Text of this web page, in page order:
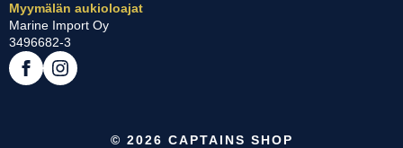
Myymälän aukioloajat
Marine Import Oy
3496682-3
© 2026 CAPTAINS SHOP